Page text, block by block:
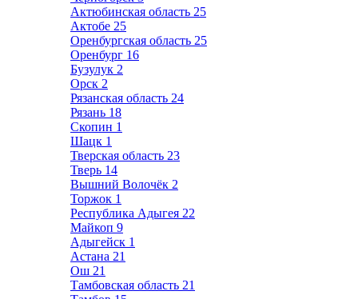
Актюбинская область 25
Актобе 25
Оренбургская область 25
Оренбург 16
Бузулук 2
Орск 2
Рязанская область 24
Рязань 18
Скопин 1
Шацк 1
Тверская область 23
Тверь 14
Вышний Волочёк 2
Торжок 1
Республика Адыгея 22
Майкоп 9
Адыгейск 1
Астана 21
Ош 21
Тамбовская область 21